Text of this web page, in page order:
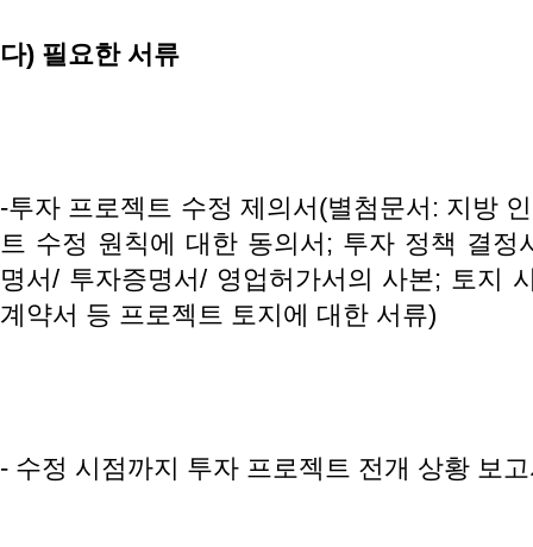
다) 필요한 서류
-투자 프로젝트 수정 제의서(별첨문서: 지방
트 수정 원칙에 대한 동의서; 투자 정책 결정
명서/ 투자증명서/ 영업허가서의 사본; 토지
계약서 등 프로젝트 토지에 대한 서류)
- 수정 시점까지 투자 프로젝트 전개 상황 보